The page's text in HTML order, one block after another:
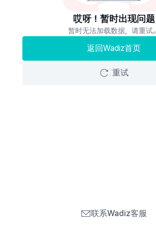
哎呀！暂时出现问题
暂时无法加载数据，请重试。
返回Wadiz首页
重试
联系Wadiz客服